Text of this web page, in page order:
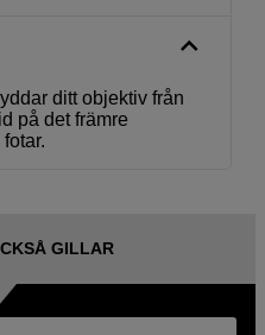
ditt objektiv från
på det främre
GILLAR